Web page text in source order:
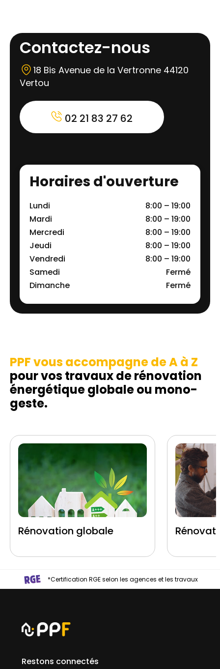
Contactez-nous
18 Bis Avenue de la Vertronne 44120
Vertou
02 21 83 27 62
Horaires d'ouverture
Lundi
8:00 – 19:00
Mardi
8:00 – 19:00
Mercredi
8:00 – 19:00
Jeudi
8:00 – 19:00
Vendredi
8:00 – 19:00
Samedi
Fermé
Dimanche
Fermé
PPF vous accompagne de A à Z
pour vos travaux de rénovation
énergétique globale ou mono-
geste.
Rénovation globale
*Certification RGE selon les agences et les travaux
Restons connectés